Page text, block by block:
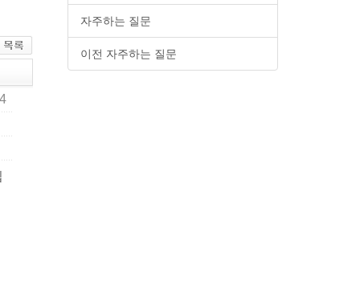
자주하는 질문
이전 자주하는 질문